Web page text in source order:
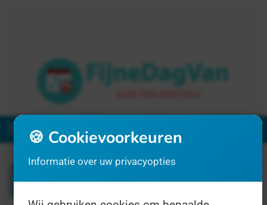
Menu
Zoeken
🍪 Cookievoorkeuren
Informatie over uw privacyopties